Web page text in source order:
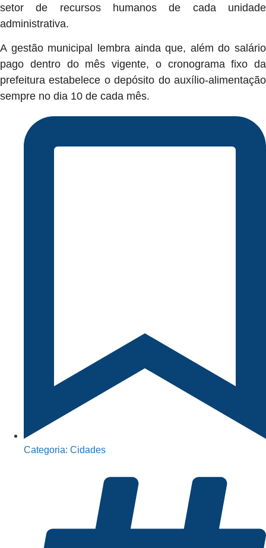
setor de recursos humanos de cada unidade
administrativa.
A gestão municipal lembra ainda que, além do salário
pago dentro do mês vigente, o cronograma fixo da
prefeitura estabelece o depósito do auxílio-alimentação
sempre no dia 10 de cada mês.
Categoria: Cidades